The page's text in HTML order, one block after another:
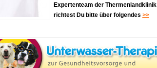
Expertenteam der Thermenlandklinik
richtest Du bitte über folgendes >>